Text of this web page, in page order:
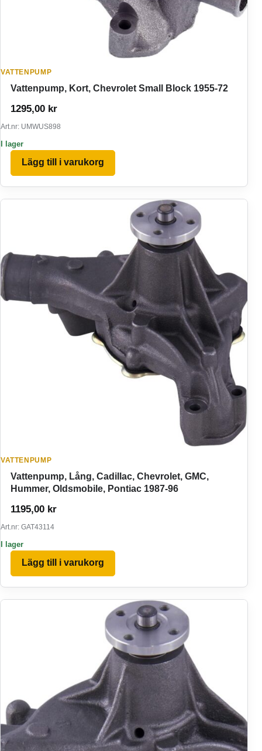
VATTENPUMP
Vattenpump, Kort, Chevrolet Small Block 1955-72
1295,00 kr
Art.nr: UMWUS898
I lager
Lägg till i varukorg
VATTENPUMP
Vattenpump, Lång, Cadillac, Chevrolet, GMC,
Hummer, Oldsmobile, Pontiac 1987-96
1195,00 kr
Art.nr: GAT43114
I lager
Lägg till i varukorg